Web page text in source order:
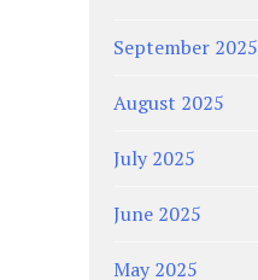
September 2025
August 2025
July 2025
June 2025
May 2025